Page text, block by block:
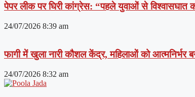
पेपर लीक पर घिरी कांग्रेस: “पहले युवाओं से विश्वासघात
24/07/2026 8:39 am
फागी में खुला नारी कौशल केंद्र, महिलाओं को आत्मनिर्भर
24/07/2026 8:32 am